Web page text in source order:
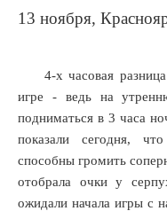
13 ноября,
4-х часовая
игре - ведь на
подниматься в 3 часа
показали сегодня,
способны громить
отобрала очки у
ожидали начала игры с